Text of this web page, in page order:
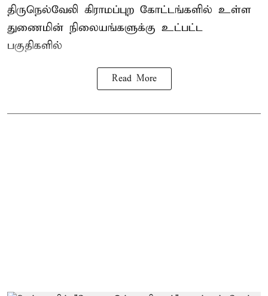
திருநெல்வேலி கிராமப்புற கோட்டங்களில் உள்ள
துணைமின் நிலையங்களுக்கு உட்பட்ட
பகுதிகளில்
Read More